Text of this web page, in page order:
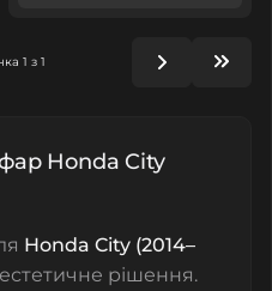
1 з 1
Honda City
Honda City (2014–
рішення.